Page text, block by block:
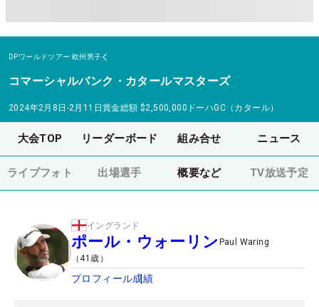
DPワールドツアー 欧州男子
コマーシャルバンク・カタールマスターズ
2024年2月8日-2月11日賞金総額 $2,500,000 ドーハGC（カタール）
大会TOP リーダーボード 組み合せ ニュース
ライブフォト 出場選手 概要など TV放送予定
イングランド
ポール・ウォーリン Paul Waring
（ 41 歳）
プロフィール成績